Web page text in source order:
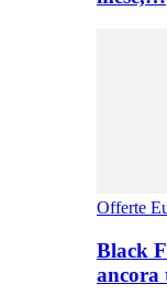
Offerte
Black